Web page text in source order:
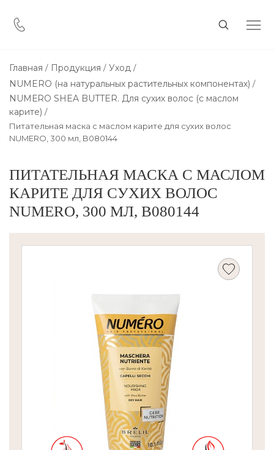
Главная Продукция
Уход
NUMERO (на натуральных растительных компонентах)
NUMЕRO SHEA BUTTER. Для сухих волос (с маслом
карите)
Питательная маска с маслом карите для сухих волос
NUMERO, 300 мл, B080144
ПИТАТЕЛЬНАЯ МАСКА С МАСЛОМ
КАРИТЕ ДЛЯ СУХИХ ВОЛОС
NUMERO, 300 МЛ, B080144